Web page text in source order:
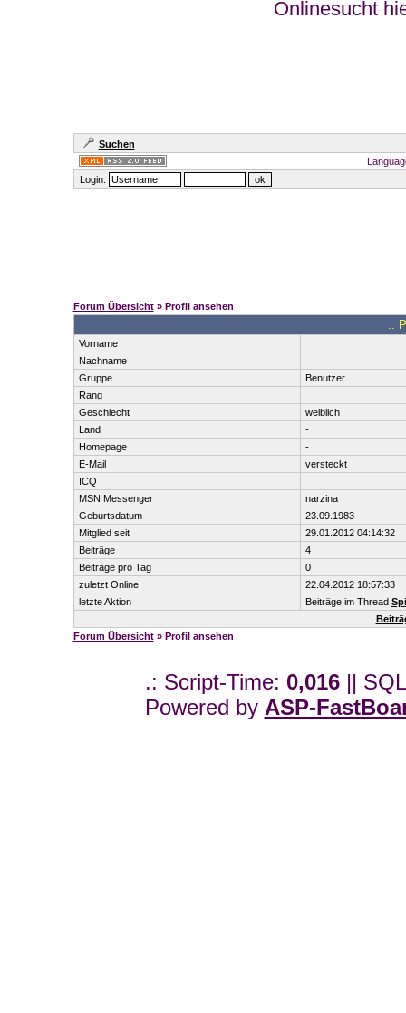
Onlinesucht
Suchen
Login:
Forum Übersicht» Profil ansehen
.:
Vorname
Nachname
Gruppe
Benutzer
Rang
Geschlecht
weiblich
Land
-
Homepage
-
E-Mail
versteckt
ICQ
MSN Messenger
narzina
Geburtsdatum
23.09.1983
Mitglied seit
29.01.2012 04:14:32
Beiträge
4
Beiträge pro Tag
0
zuletzt Online
22.04.2012 18:57:33
letzte Aktion
Beiträge im Thread
Forum Übersicht» Profil ansehen
.: Script-Time: 0,016||
Powered by ASP-